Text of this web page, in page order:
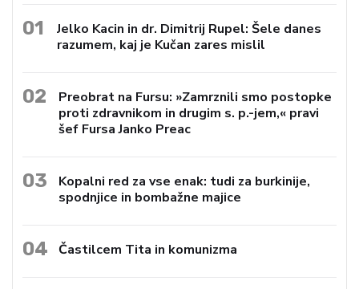
01
Jelko Kacin in dr. Dimitrij Rupel: Šele danes
razumem, kaj je Kučan zares mislil
02
Preobrat na Fursu: »Zamrznili smo postopke
proti zdravnikom in drugim s. p.-jem,« pravi
šef Fursa Janko Preac
03
Kopalni red za vse enak: tudi za burkinije,
spodnjice in bombažne majice
04 Častilcem Tita in komunizma